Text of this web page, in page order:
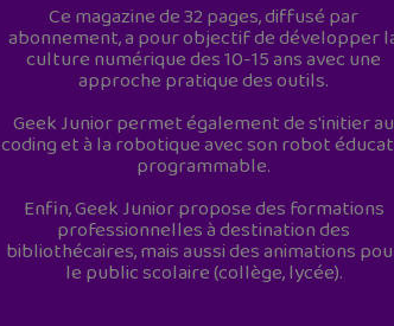
Ce magazine de 32 pages, diffusé par
abonnement, a pour objectif de développer
culture numérique des 10-15 ans avec une
approche pratique des outils.
Geek Junior permet également de s'initier au
coding et à la robotique avec son robot
programmable.
Enfin, Geek Junior propose des formations
professionnelles à destination des
bibliothécaires, mais aussi des animations
le public scolaire (collège, lycée).